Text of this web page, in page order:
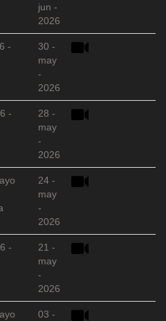
jun -
2026
-
30 -
may
-
2026
-
28 -
may
-
2026
24 -
may
-
2026
-
21 -
may
-
2026
03 -